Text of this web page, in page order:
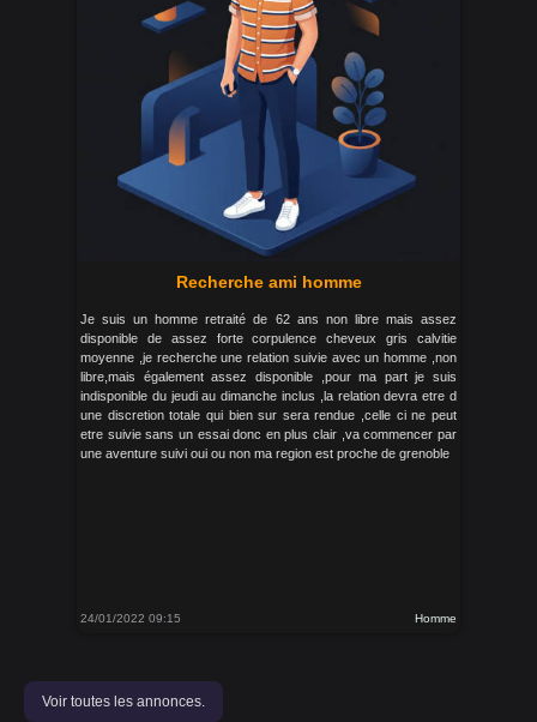
Recherche ami homme
Je suis un homme retraité de 62 ans non libre mais assez
disponible de assez forte corpulence cheveux gris calvitie
moyenne ,je recherche une relation suivie avec un homme ,non
libre,mais également assez disponible ,pour ma part je suis
indisponible du jeudi au dimanche inclus ,la relation devra etre d
une discretion totale qui bien sur sera rendue ,celle ci ne peut
etre suivie sans un essai donc en plus clair ,va commencer par
une aventure suivi oui ou non ma region est proche de grenoble
24/01/2022 09:15 Homme
Voir toutes les annonces.